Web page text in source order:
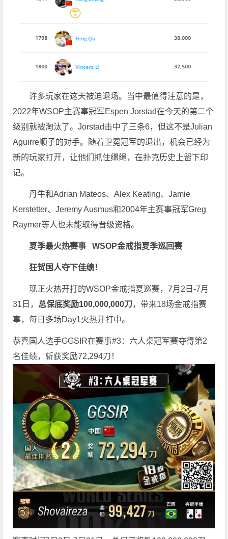
许多玩家在这天被迫退场。当中最值得注意的是，
2022年WSOP主赛事冠军Espen Jorstad在今天的第二个
级别就被淘汰了。Jorstad击中了三条6，但这不是Julian
Aguirre顺子的对手。随着卫冕冠军的退出，机会已经为
新的玩家打开，让他们抓住缰绳，在扑克历史上留下印
记。
丹牛和Adrian Mateos、Alex Keating、Jamie
Kerstetter、Jeremy Ausmus和2004年主赛事冠军Greg
Raymer等人也未能取得晋级资格。
夏季最火热赛事WSOP金戒指夏季巡回赛
狂贺国人夺下佳绩！
现正火热开打的WSOP金戒指夏巡赛，7月2日-7月
31日， 总保底奖励100,000,000刀，带来18场金戒指赛
事，每日多场Day1火热开打中。
恭喜国人选手GGSIR在赛事#3：六人桌冠军赛夺得第2
名佳绩，斩获奖励72,294刀！